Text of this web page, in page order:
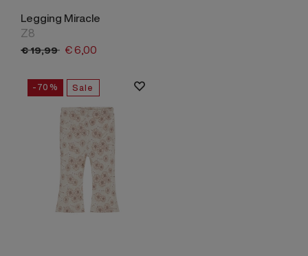
Legging Miracle
Z8
€19,99 €6,00
-70% Sale